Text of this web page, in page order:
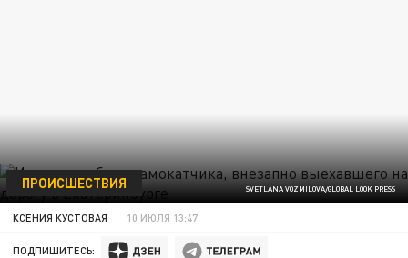
SVETLANA VOZMILOVA/GLOBAL LOOK PRESS
ПРОИСШЕСТВИЯ
КСЕНИЯ КУСТОВАЯ 10 ИЮЛЯ 13:47
ПОДПИШИТЕСЬ: